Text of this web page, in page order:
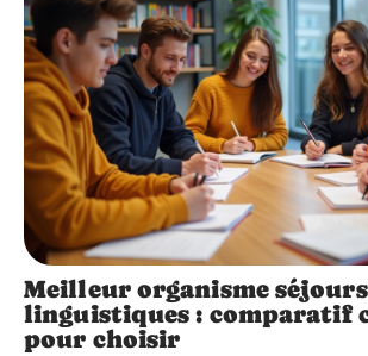
Meilleur organisme séjours
linguistiques : comparatif
pour choisir